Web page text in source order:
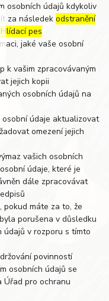
osobních údajů kdykoliv
za následekodstranění
pes
jaké vaše osobní
k vašim zpracovávaným
jejich kopii
osobních údajů na
údaje aktualizovat
omezení jejich
vašich osobních
údaje, které je
dále zpracovávat
pokud máte za to, že
porušena v důsledku
údajů v rozporu s tímto
povinností
osobních údajů se
Úřad pro ochranu